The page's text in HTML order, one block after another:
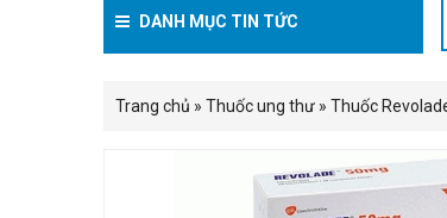
DANH MỤC TIN TỨC
Trang chủ » Thuốc ung thư » Thuốc